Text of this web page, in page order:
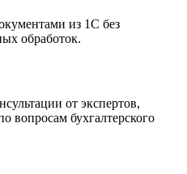
из 1С без
обработок.
от экспертов,
вопросам бухгалтерского